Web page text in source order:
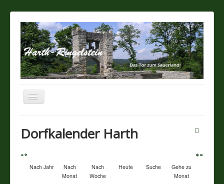
Navigation
Sehenswertes
Dorfkalender Harth
Nach Jahr
Nach
Monat
Nach
Woche
Heute Suche
Gehe zu
Monat